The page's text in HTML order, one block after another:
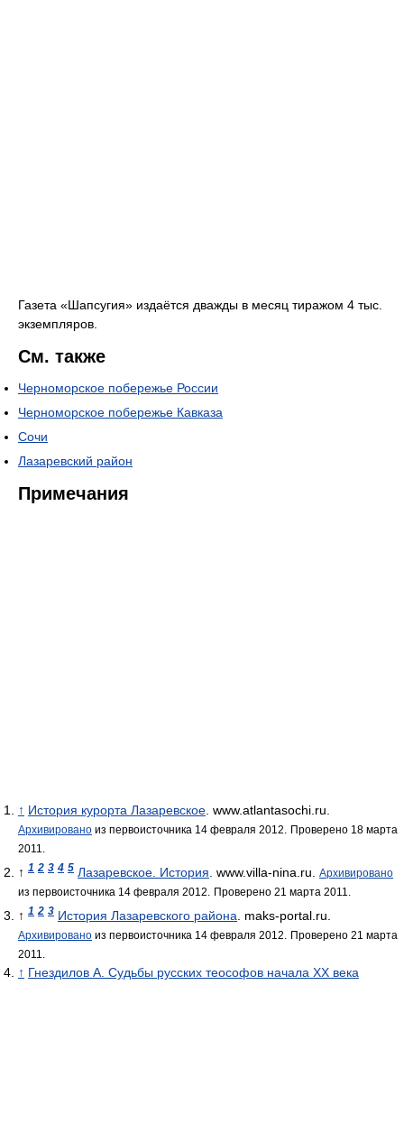
Газета «Шапсугия» издаётся дважды в месяц тиражом 4 тыс.
экземпляров.
См. также
Черноморское побережье России
Черноморское побережье Кавказа
Сочи
Лазаревский район
Примечания
↑ История курорта Лазаревское. www.atlantasochi.ru.
Архивировано из первоисточника 14 февраля 2012.
Проверено 18 марта
2011.
↑ 1 2 3 4 5 Лазаревское. История . www.villa-nina.ru.
Архивировано
из первоисточника 14 февраля 2012.
Проверено 21 марта 2011.
↑ 1 2 3 История Лазаревского района . maks-portal.ru.
Архивировано из первоисточника 14 февраля 2012.
Проверено 21 марта
2011.
↑ Гнездилов А. Судьбы русских теософов начала XX века